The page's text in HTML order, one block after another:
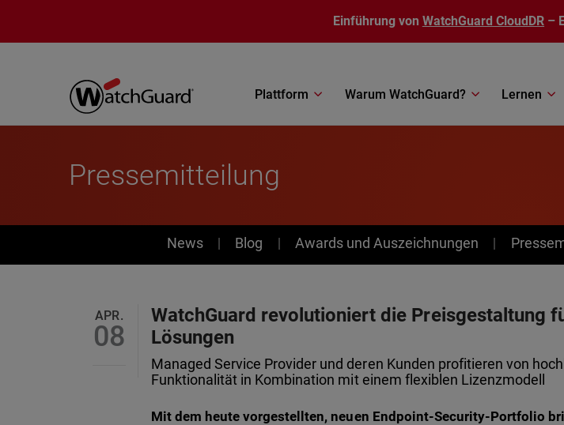
Einführung von WatchGuard CloudDR –
Plattform Warum WatchGuard? Lernen
Pressemitteilung
News
News Blog Awards und Auszeichnungen
APR.
08
WatchGuard revolutioniert die Preisgestaltung
Lösungen
Managed Service Provider und deren Kunden profitieren von
Funktionalität in Kombination mit einem flexiblen Lizenzmodell
Mit dem heute vorgestellten, neuen Endpoint-Security-Portfolio